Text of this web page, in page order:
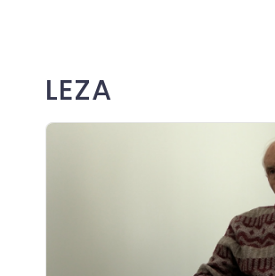
LEZA